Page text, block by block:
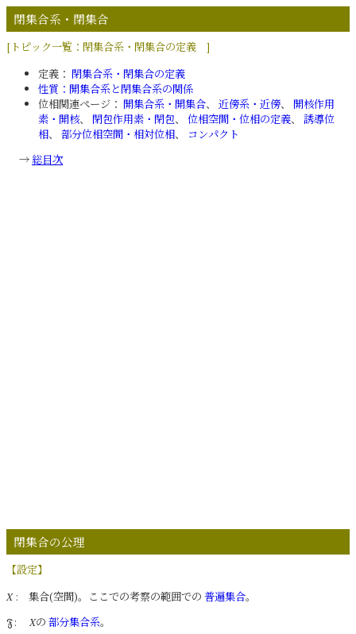
閉集合系・閉集合
[トピック一覧：閉集合系・閉集合の定義 ]
定義： 閉集合系・閉集合の定義
性質：開集合系と閉集合系の関係
位相関連ページ： 開集合系・開集合、 近傍系・近傍、 開核作用
素・開核、 閉包作用素・閉包、 位相空間・位相の定義、 誘導位
相、 部分位相空間・相対位相、
コンパクト
→ 総目次
閉集合の公理
【設定】
X: 集合(空間)。ここでの考察の範囲での 普遍集合。
𝔉 Xの 部分集合系。